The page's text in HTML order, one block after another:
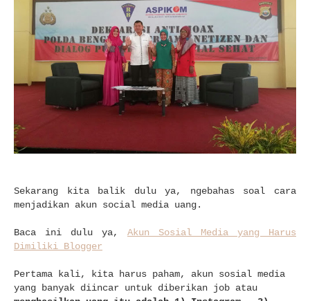
Sekarang kita balik dulu ya, ngebahas soal cara
menjadikan akun social media uang.
Baca ini dulu ya, Akun Sosial Media yang Harus
Dimiliki Blogger
Pertama kali, kita harus paham, akun sosial media
yang banyak diincar untuk diberikan job atau